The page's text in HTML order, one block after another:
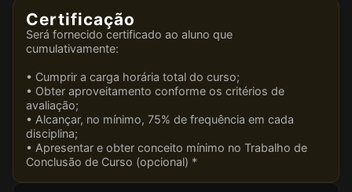
Certificação
Será fornecido certificado ao aluno que
cumulativamente:
• Cumprir a carga horária total do curso;
• Obter aproveitamento conforme os critérios de
avaliação;
• Alcançar, no mínimo, 75% de frequência em cada
disciplina;
• Apresentar e obter conceito mínimo no Trabalho de
Conclusão de Curso (opcional) *